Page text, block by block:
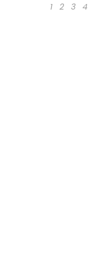
1 2 3 4